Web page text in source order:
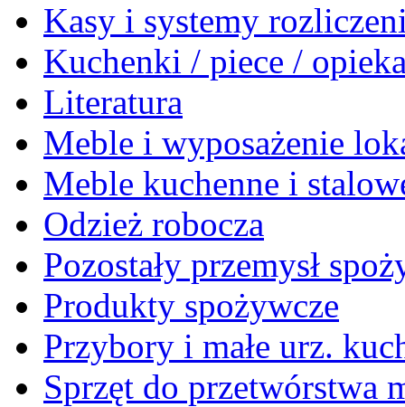
Kasy i systemy
Kuchenki / piece /
Literatura
Meble i wyposażenie
Meble kuchenne i
Odzież robocza
Pozostały przemysł
Produkty spożywcze
Przybory i małe urz.
Sprzęt do przetwórstwa